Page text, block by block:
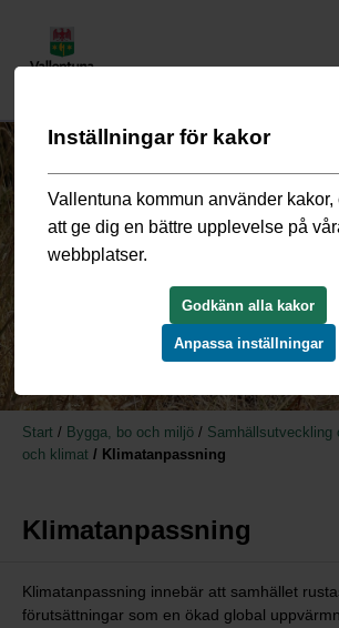
Start / Bygga, bo och miljö / Samhällsutveckling
och klimat / Klimatanpassning
Klimatanpassning
Klimatanpassning innebär att samhället
förutsättningar som en ökad global
Inställningar för kakor
Vallentuna kommun använder kakor,
att ge dig en bättre upplevelse på
webbplatser.
Godkänn alla kakor
Anpassa inställningar